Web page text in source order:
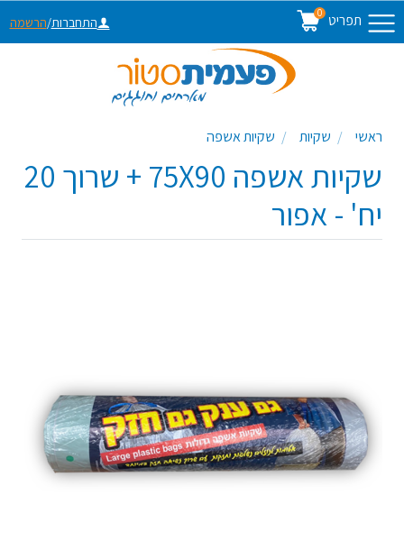
תפריט 0
התחברות/הרשמה
ראשי שקיות שקיות אשפה
שקיות אשפה 75X90 + שרוך 20
יח' - אפור